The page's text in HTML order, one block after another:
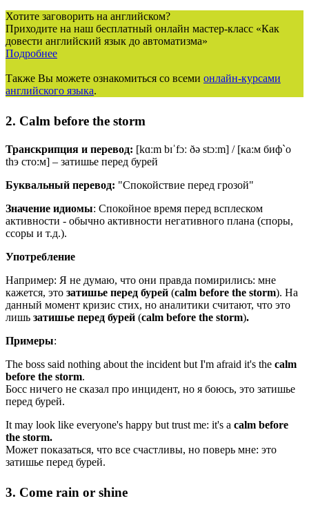
Хотите заговорить на английском?
Приходите на наш бесплатный онлайн мастер-класс «Как
довести английский язык до автоматизма»
Подробнее
Также Вы можете ознакомиться со всеми онлайн-курсами
английского языка.
2. Calm before the storm
Транскрипция и перевод: [kɑːm bɪˈfɔː ðə stɔːm] / [ка:м биф`о
thэ сто:м] – затишье перед бурей
Буквальный перевод: "Спокойствие перед грозой"
Значение идиомы: Спокойное время перед всплеском
активности - обычно активности негативного плана (споры,
ссоры и т.д.).
Употребление
Например: Я не думаю, что они правда помирились: мне
кажется, это затишье перед бурей (calm before the storm). На
данный момент кризис стих, но аналитики считают, что это
лишь затишье перед бурей (calm before the storm).
Примеры:
The boss said nothing about the incident but I'm afraid it's the calm
before the storm.
Босс ничего не сказал про инцидент, но я боюсь, это затишье
перед бурей.
It may look like everyone's happy but trust me: it's a calm before
the storm.
Может показаться, что все счастливы, но поверь мне: это
затишье перед бурей.
3. Come rain or shine